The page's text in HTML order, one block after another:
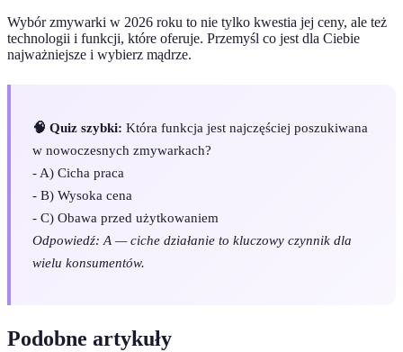
Wybór zmywarki w 2026 roku to nie tylko kwestia jej ceny, ale też
technologii i funkcji, które oferuje. Przemyśl co jest dla Ciebie
najważniejsze i wybierz mądrze.
🧠 Quiz szybki: Która funkcja jest najczęściej poszukiwana
w nowoczesnych zmywarkach?
- A) Cicha praca
- B) Wysoka cena
- C) Obawa przed użytkowaniem
Odpowiedź: A — ciche działanie to kluczowy czynnik dla
wielu konsumentów.
Podobne artykuły